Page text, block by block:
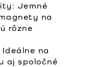
Jemné
na
rôzne
Ideálne na
aj spoločné